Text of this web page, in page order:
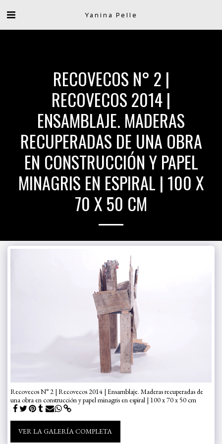
Yanina Pelle
RECOVECOS N° 2 |
RECOVECOS 2014 |
ENSAMBLAJE. MADERAS
RECUPERADAS DE UNA OBRA
EN CONSTRUCCIÓN Y PAPEL
MINAGRIS EN ESPIRAL | 100 X
70 X 50 CM
Recovecos N° 2 | Recovecos 2014 | Ensamblaje. Maderas recuperadas de
una obra en construcción y papel minagris en espiral | 100 x 70 x 50 cm
VER LA GALERÍA COMPLETA